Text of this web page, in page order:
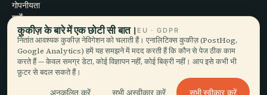
गोपनीयता
शर्तें
कुकी सेटिंग्स
खाता हटाएँ
© 2026 Audiala · मोर्ज, स्विट्ज़रलैंड में बना, सफ़र पर और बादलों में
कुकीज़ के बारे में एक छोटी सी बात। EU · GDPR
नितांत आवश्यक कुकीज़ नेविगेशन को चलाती हैं। एनालिटिक्स कुकीज़ (PostHog,
Google Analytics) हमें यह समझने में मदद करती हैं कि कौन से पेज ठीक काम
करते हैं — केवल समग्र डेटा, कोई विज्ञापन नहीं, कोई बिक्री नहीं। आप इसे कभी भी
फ़ुटर से बदल सकते हैं।
अनुकूलित करें सभी अस्वीकार करें सभी स्वीकार करें